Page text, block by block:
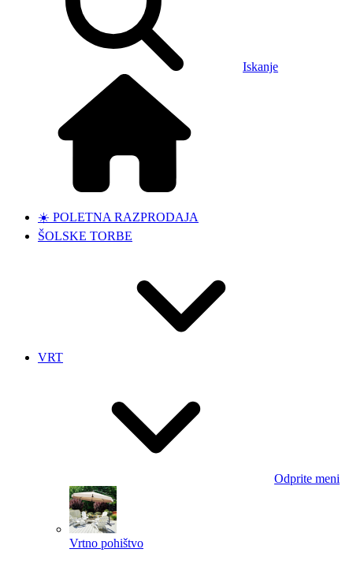
Iskanje
☀️ POLETNA RAZPRODAJA
ŠOLSKE TORBE
VRT
Odprite meni
Vrtno pohištvo